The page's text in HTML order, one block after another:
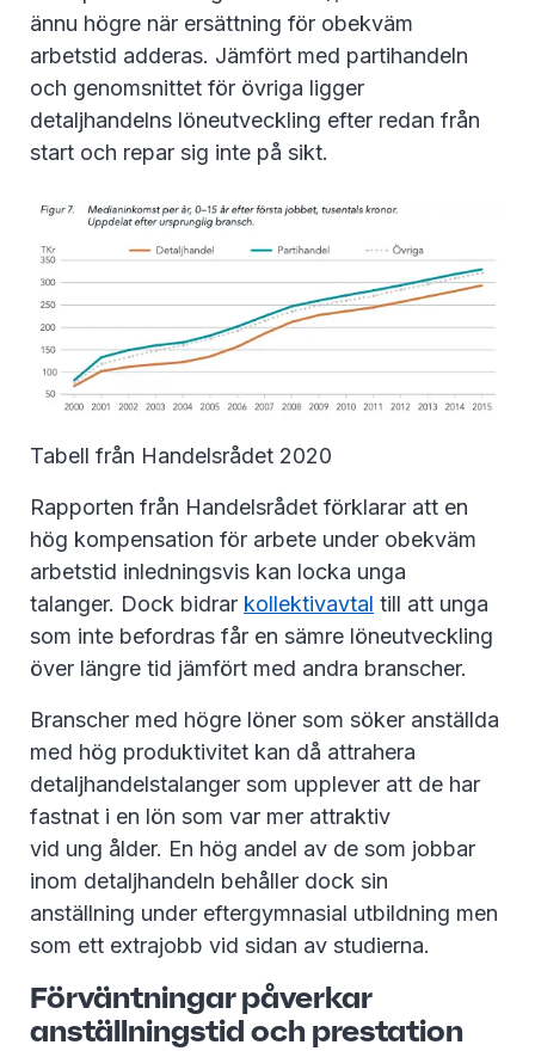
ännu högre när ersättning för obekväm
arbetstid adderas. Jämfört med partihandeln
och genomsnittet för övriga ligger
detaljhandelns löneutveckling efter redan från
start och repar sig inte på sikt.
Tabell från Handelsrådet 2020
Rapporten från Handelsrådet förklarar att en
hög kompensation för arbete under obekväm
arbetstid inledningsvis kan locka unga
talanger. Dock bidrar kollektivavtal till att unga
som inte befordras får en sämre löneutveckling
över längre tid jämfört med andra branscher.
Branscher med högre löner som söker anställda
med hög produktivitet kan då attrahera
detaljhandelstalanger som upplever att de har
fastnat i en lön som var mer attraktiv
vid ung ålder. En hög andel av de som jobbar
inom detaljhandeln behåller dock sin
anställning under eftergymnasial utbildning men
som ett extrajobb vid sidan av studierna.
Förväntningar påverkar
anställningstid och prestation